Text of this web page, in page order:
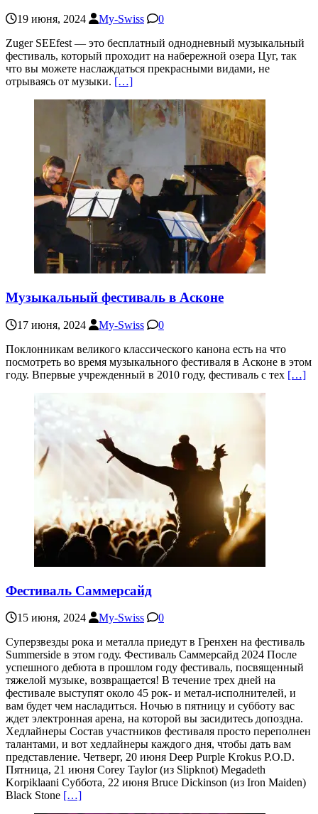
19 июня, 2024 My-Swiss
0
Zuger SEEfest — это бесплатный однодневный музыкальный
фестиваль, который проходит на набережной озера Цуг, так
что вы можете наслаждаться прекрасными видами, не
отрываясь от музыки. […]
Музыкальный фестиваль в Асконе
17 июня, 2024 My-Swiss
0
Поклонникам великого классического канона есть на что
посмотреть во время музыкального фестиваля в Асконе в этом
году. Впервые учрежденный в 2010 году, фестиваль с тех […]
Фестиваль Саммерсайд
15 июня, 2024 My-Swiss
0
Суперзвезды рока и металла приедут в Гренхен на фестиваль
Summerside в этом году. Фестиваль Саммерсайд 2024 После
успешного дебюта в прошлом году фестиваль, посвященный
тяжелой музыке, возвращается! В течение трех дней на
фестивале выступят около 45 рок- и метал-исполнителей, и
вам будет чем насладиться. Ночью в пятницу и субботу вас
ждет электронная арена, на которой вы засидитесь допоздна.
Хедлайнеры Состав участников фестиваля просто переполнен
талантами, и вот хедлайнеры каждого дня, чтобы дать вам
представление. Четверг, 20 июня Deep Purple Krokus P.O.D.
Пятница, 21 июня Corey Taylor (из Slipknot) Megadeth
Korpiklaani Суббота, 22 июня Bruce Dickinson (из Iron Maiden)
Black Stone […]